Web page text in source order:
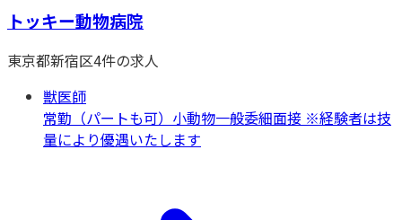
トッキー動物病院
東京都新宿区4件の求人
獣医師
常勤（パートも可） 小動物一般委細面接 ※経験者は技
量により優遇いたします